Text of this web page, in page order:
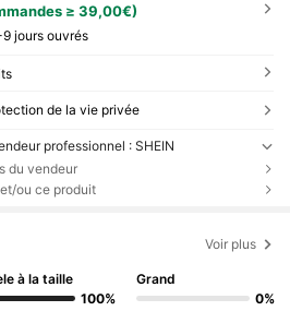
≥ 39,00€)
jours ouvrés
de la vie privée
professionnel : SHEIN
du vendeur
ou ce produit
Voir plus
à la taille
100%
Grand
0%